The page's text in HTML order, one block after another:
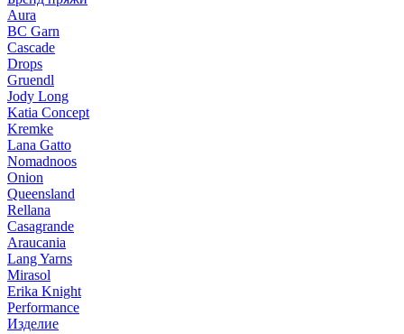
Aura
BC Garn
Cascade
Drops
Gruendl
Jody Long
Katia Concept
Kremke
Lana Gatto
Nomadnoos
Onion
Queensland
Rellana
Casagrande
Araucania
Lang Yarns
Mirasol
Erika Knight
Performance
Изделие